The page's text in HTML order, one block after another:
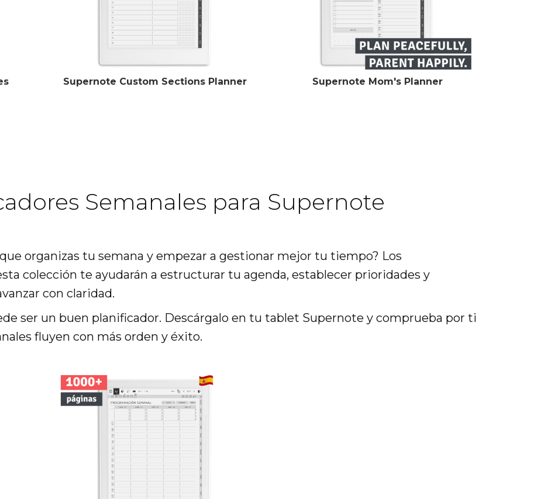
Supernote Custom Sections Planner Supernote Mom's Planner
Semanales para Supernote
organizas tu semana y empezar a gestionar mejor tu tiempo? Los
colección te ayudarán a estructurar tu agenda, establecer prioridades y
con claridad.
ser un buen planificador. Descárgalo en tu tablet Supernote y comprueba por ti
fluyen con más orden y éxito.